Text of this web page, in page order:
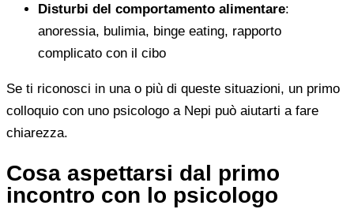
Disturbi del comportamento alimentare:
anoressia, bulimia, binge eating, rapporto
complicato con il cibo
Se ti riconosci in una o più di queste situazioni, un primo
colloquio con uno psicologo a Nepi può aiutarti a fare
chiarezza.
Cosa aspettarsi dal primo
incontro con lo psicologo